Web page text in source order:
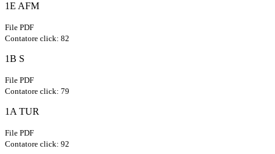
1E AFM
File PDF
Contatore click: 82
1B S
File PDF
Contatore click: 79
1A TUR
File PDF
Contatore click: 92